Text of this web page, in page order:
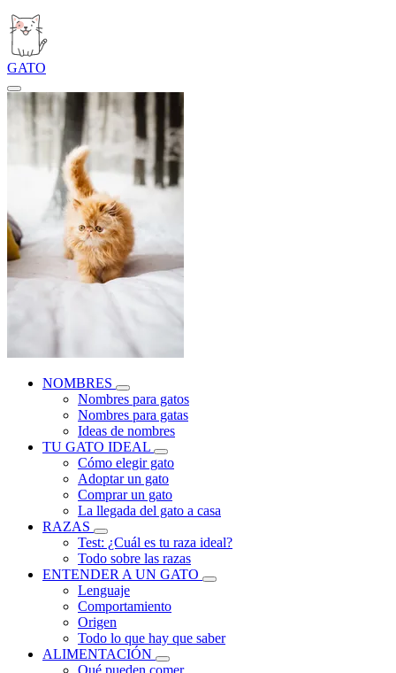
GATO
NOMBRES
Nombres para gatos
Nombres para gatas
Ideas de nombres
TU GATO IDEAL
Cómo elegir gato
Adoptar un gato
Comprar un gato
La llegada del gato a casa
RAZAS
Test: ¿Cuál es tu raza ideal?
Todo sobre las razas
ENTENDER A UN GATO
Lenguaje
Comportamiento
Origen
Todo lo que hay que saber
ALIMENTACIÓN
Qué pueden comer